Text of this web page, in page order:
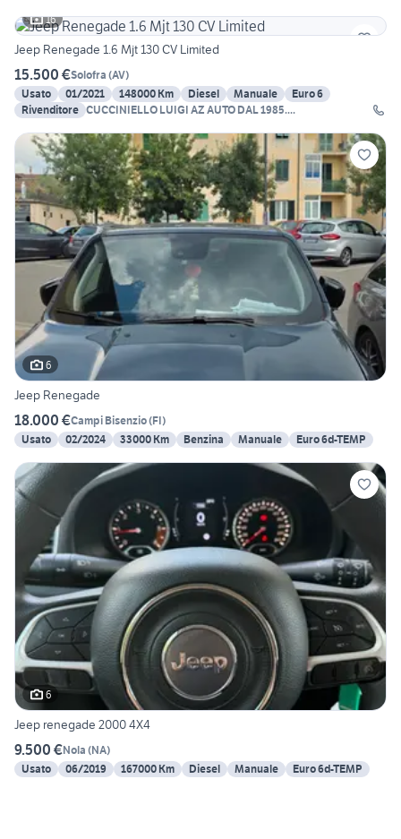
16
Jeep Renegade 1.6 Mjt 130 CV Limited
15.500 €Solofra (AV)
Usato
01/2021 148000 Km Diesel Manuale
Euro 6
Rivenditore CUCCINIELLO LUIGI AZ AUTO DAL 1985....
6
Jeep Renegade
18.000 €Campi Bisenzio(FI)
Usato
02/2024 33000 Km Benzina Manuale Euro 6d-TEMP
6
Jeep renegade 2000 4X4
9.500 €Nola (NA)
Usato
06/2019 167000 Km Diesel Manuale Euro 6d-TEMP